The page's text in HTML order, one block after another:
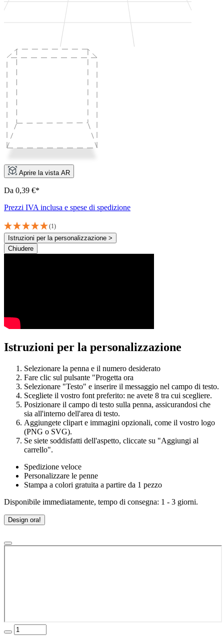
Aprire la vista AR
Da 0,39 €*
Prezzi IVA inclusa e spese di spedizione
(1)
Istruzioni per la personalizzazione >
Chiudere
Istruzioni per la personalizzazione
Selezionare la penna e il numero desiderato
Fare clic sul pulsante "Progetta ora
Selezionare "Testo" e inserire il messaggio nel campo di testo.
Scegliete il vostro font preferito: ne avete 8 tra cui scegliere.
Posizionare il campo di testo sulla penna, assicurandosi che
sia all'interno dell'area di testo.
Aggiungete clipart e immagini opzionali, come il vostro logo
(PNG o SVG).
Se siete soddisfatti dell'aspetto, cliccate su "Aggiungi al
carrello".
Spedizione veloce
Personalizzare le penne
Stampa a colori gratuita a partire da 1 pezzo
Disponibile immediatamente, tempo di consegna: 1 - 3 giorni.
Design ora!